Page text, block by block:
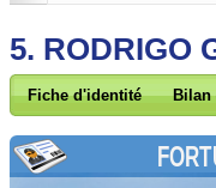
5. RODRIGO
Fiche d'identité Bilan